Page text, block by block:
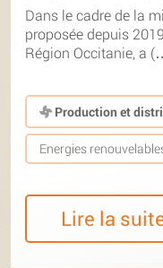
Dans le cadre de la
proposée depuis
Région Occitanie, a
Production et
Energies
Lire la